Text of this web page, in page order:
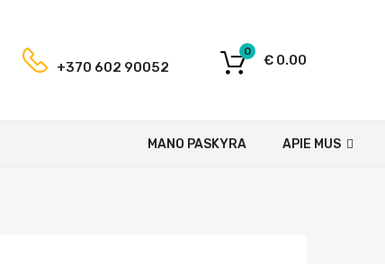
+370 602 90052 € 0.00
0
APIE MUS
MANO PASKYRA